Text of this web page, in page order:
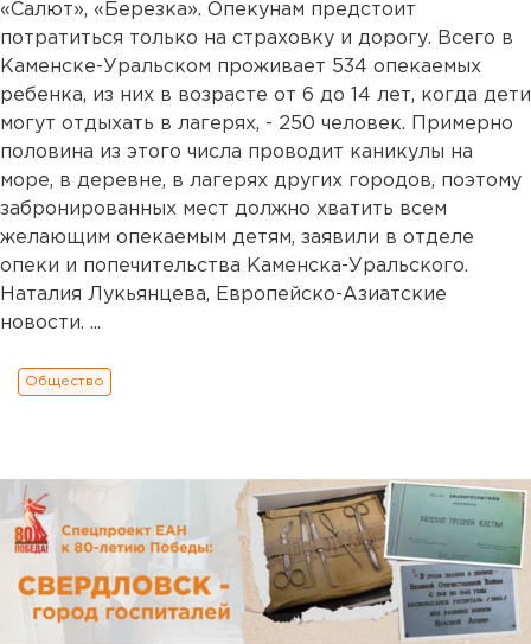
«Салют», «Березка». Опекунам предстоит
потратиться только на страховку и дорогу. Всего в
Каменске-Уральском проживает 534 опекаемых
ребенка, из них в возрасте от 6 до 14 лет, когда дети
могут отдыхать в лагерях, - 250 человек. Примерно
половина из этого числа проводит каникулы на
море, в деревне, в лагерях других городов, поэтому
забронированных мест должно хватить всем
желающим опекаемым детям, заявили в отделе
опеки и попечительства Каменска-Уральского.
Наталия Лукьянцева, Европейско-Азиатские
новости. ...
Общество